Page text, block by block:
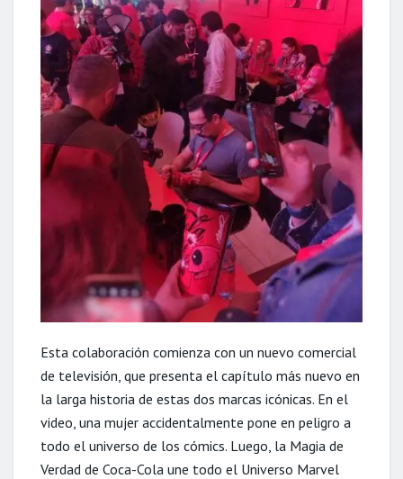
Esta colaboración comienza con un nuevo comercial
de televisión, que presenta el capítulo más nuevo en
la larga historia de estas dos marcas icónicas. En el
video, una mujer accidentalmente pone en peligro a
todo el universo de los cómics. Luego, la Magia de
Verdad de Coca-Cola une todo el Universo Marvel